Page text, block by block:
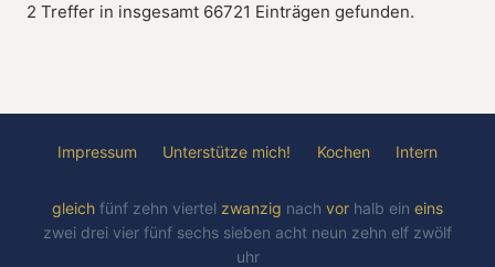
2 Treffer in insgesamt 66721 Einträgen gefunden.
Impressum Unterstütze mich! Kochen Intern
gleich fünf zehn viertel zwanzig nach vor halb ein eins
zwei drei vier fünf sechs sieben acht neun zehn elf zwölf
uhr